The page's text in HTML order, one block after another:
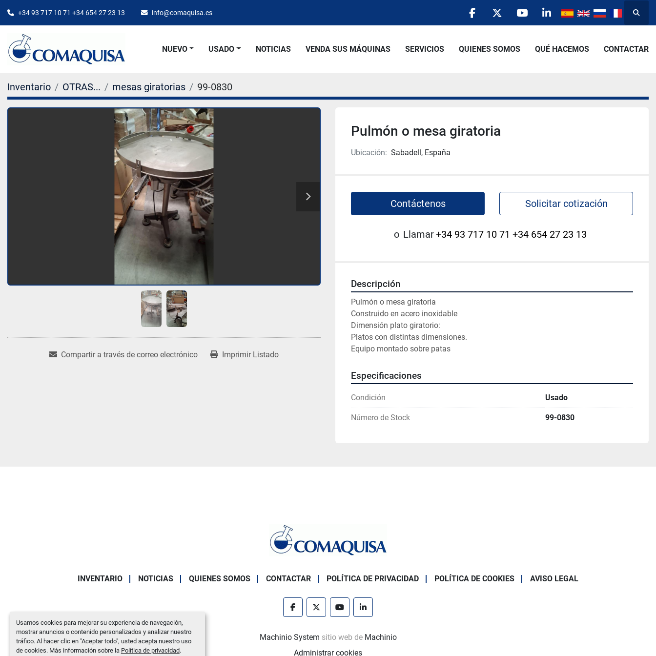
Usamos cookies para mejorar su experiencia de navegación,
mostrar anuncios o contenido personalizados y analizar nuestro
tráfico. Al hacer clic en "Aceptar todo", usted acepta nuestro uso
de cookies. Más información sobre la Política de privacidad.
+34 93 717 10 71 +34 654 27 23 13 info@comaquisa.es
facebooktwitteryoutubelinkedin
NUEVO USADO NOTICIAS VENDA SUS MÁQUINAS SERVICIOS QUIENES SOMOS QUÉ HACEMOS CONTACTAR
Inventario OTRAS... mesas giratorias 99-0830
Compartir a través de correo electrónico Imprimir Listado
Pulmón o mesa giratoria
Ubicación: Sabadell, España
Contáctenos Solicitar cotización
o Llamar+34 93 717 10 71 +34 654 27 23 13
Descripción
Pulmón o mesa giratoria
Construido en acero inoxidable
Dimensión plato giratorio:
Platos con distintas dimensiones.
Equipo montado sobre patas
Especificaciones
Condición Usado
Número de Stock 99-0830
INVENTARIO NOTICIAS QUIENES SOMOS CONTACTAR POLÍTICA DE PRIVACIDAD POLÍTICA DE COOKIES AVISO LEGAL
facebooktwitter youtubelinkedin
Machinio System sitio web de Machinio
Administrar cookies